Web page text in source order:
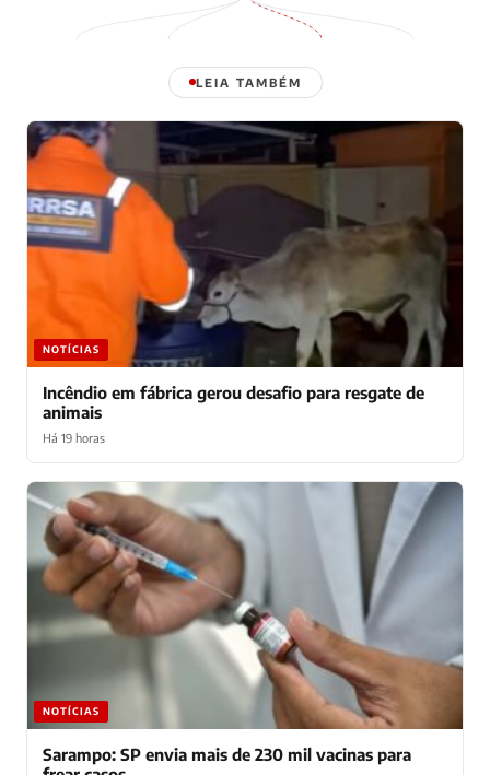
LEIA TAMBÉM
NOTÍCIAS
Incêndio em fábrica gerou desafio para resgate de
animais
Há 19 horas
NOTÍCIAS
Sarampo: SP envia mais de 230 mil vacinas para